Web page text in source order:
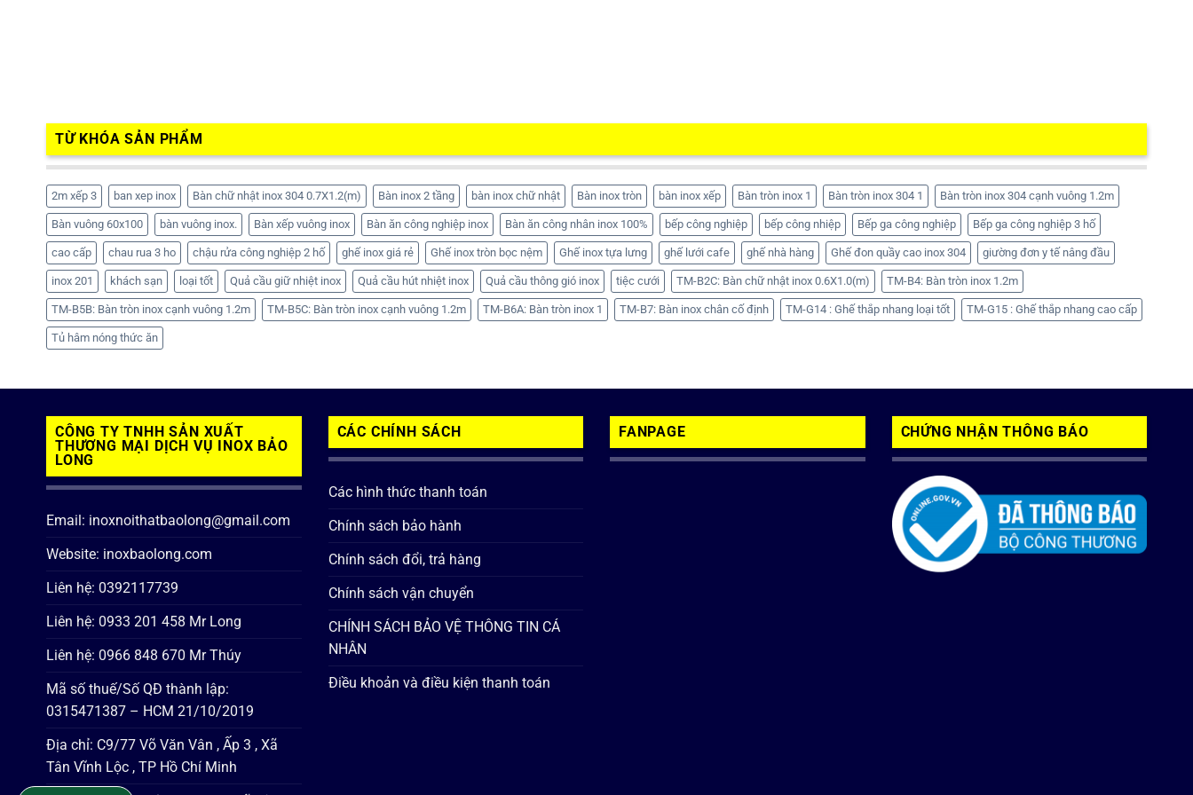
TỪ KHÓA SẢN PHẨM
2m xếp 3 ban xep inox Bàn chữ nhật inox 304 0.7X1.2(m) Bàn inox 2 tầng bàn inox chữ nhật Bàn inox tròn bàn inox xếp Bàn tròn inox 1 Bàn tròn inox 304 1 Bàn tròn inox 304 cạnh vuông 1.2m
Bàn vuông 60x100 bàn vuông inox. Bàn xếp vuông inox Bàn ăn công nghiệp inox Bàn ăn công nhân inox 100% bếp công nghiệp bếp công nhiệp Bếp ga công nghiệp Bếp ga công nghiệp 3 hố
cao cấp chau rua 3 ho chậu rửa công nghiệp 2 hố ghế inox giá rẻ Ghế inox tròn bọc nệm Ghế inox tựa lưng ghế lưới cafe ghế nhà hàng Ghế đon quầy cao inox 304 giường đơn y tế nâng đầu
inox 201 khách sạn loại tốt Quả cầu giữ nhiệt inox Quả cầu hút nhiệt inox Quả cầu thông gió inox tiệc cưới TM-B2C: Bàn chữ nhật inox 0.6X1.0(m) TM-B4: Bàn tròn inox 1.2m
TM-B5B: Bàn tròn inox cạnh vuông 1.2m TM-B5C: Bàn tròn inox cạnh vuông 1.2m TM-B6A: Bàn tròn inox 1 TM-B7: Bàn inox chân cố định TM-G14 : Ghế thắp nhang loại tốt TM-G15 : Ghế thắp nhang cao cấp
Tủ hâm nóng thức ăn
CÔNG TY TNHH SẢN XUẤT
THƯƠNG MẠI DỊCH VỤ INOX BẢO
LONG
Email: inoxnoithatbaolong@gmail.com
Website: inoxbaolong.com
Liên hệ: 0392117739
Liên hệ: 0933 201 458 Mr Long
Liên hệ: 0966 848 670 Mr Thúy
Mã số thuế/Số QĐ thành lập:
0315471387 – HCM 21/10/2019
Địa chỉ: C9/77 Võ Văn Vân , Ấp 3 , Xã
Tân Vĩnh Lộc , TP Hồ Chí Minh
CÁC CHÍNH SÁCH
Các hình thức thanh toán
Chính sách bảo hành
Chính sách đổi, trả hàng
Chính sách vận chuyển
CHÍNH SÁCH BẢO VỆ THÔNG TIN CÁ
NHÂN
Điều khoản và điều kiện thanh toán
FANPAGE CHỨNG NHẬN THÔNG BÁO